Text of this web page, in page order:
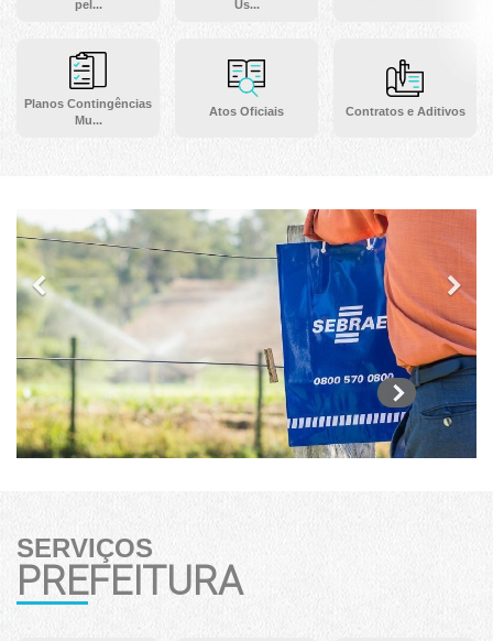
pel...
Planos Contingências
Mu...
Us...
Atos Oficiais Contratos e Aditivos
Previous
SERVIÇOS
PREFEITURA